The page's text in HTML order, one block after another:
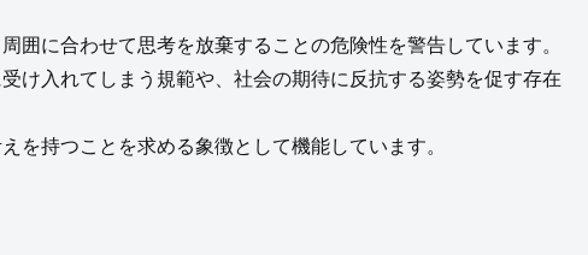
囲に合わせて思考を放棄することの危険性を警告しています。
け入れてしまう規範や、社会の期待に反抗する姿勢を促す存在
を持つことを求める象徴として機能しています。